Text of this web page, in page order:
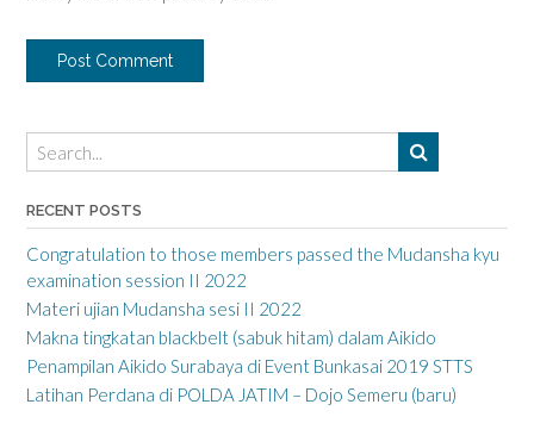
RECENT POSTS
Congratulation to those members passed the Mudansha kyu
examination session II 2022
Materi ujian Mudansha sesi II 2022
Makna tingkatan blackbelt (sabuk hitam) dalam Aikido
Penampilan Aikido Surabaya di Event Bunkasai 2019 STTS
Latihan Perdana di POLDA JATIM – Dojo Semeru (baru)